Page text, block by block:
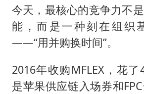
今天，最核心的竞争力不
能，而是一种刻在组织
——“用并购换时间”。
2016年收购MFLEX，花
是苹果供应链入场券和